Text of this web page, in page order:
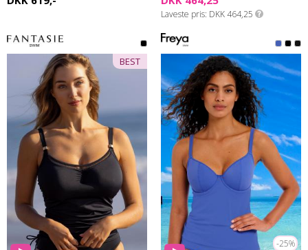
Laveste pris DKK 464,25
BEST
-25%